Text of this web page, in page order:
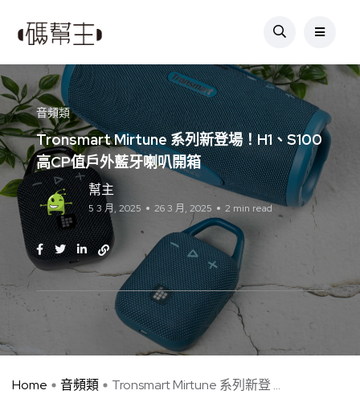
音頻類
Tronsmart Mirtune 系列新登場！H1、S100
高CP值戶外藍牙喇叭開箱
幫主
5 3 月, 2025 26 3 月, 2025 2 min read
Home 音頻類 Tronsmart Mirtune 系列新登 ...